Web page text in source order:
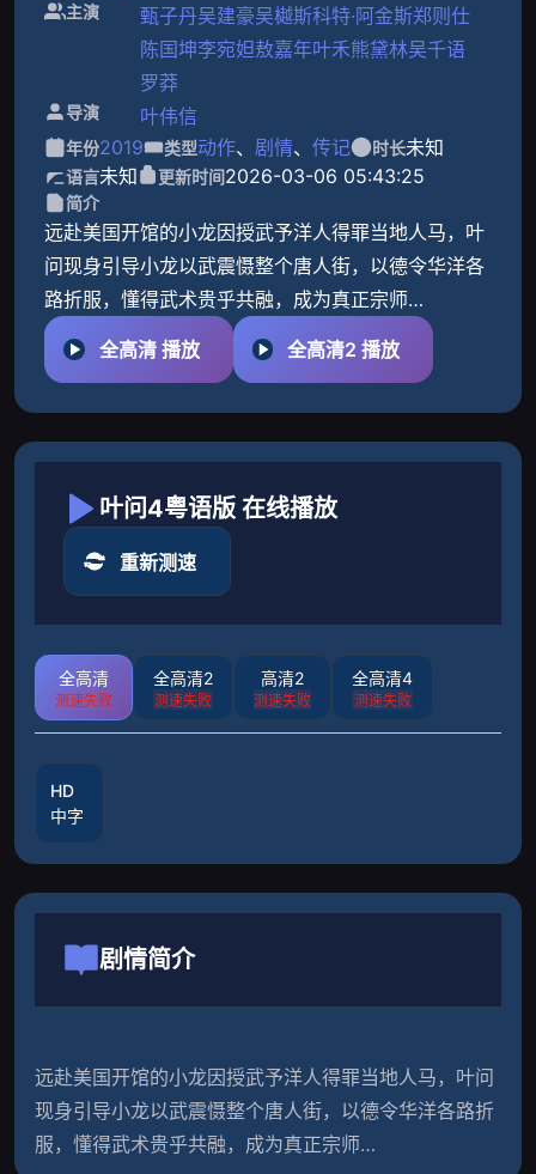
主演 甄子丹吴建豪吴樾斯科特·阿金斯郑则仕
陈国坤李宛妲敖嘉年叶禾熊黛林吴千语
罗莽
导演 叶伟信
年份2019 类型动作、 剧情、 传记 时长未知
语言未知 更新时间2026-03-06 05:43:25
简介
远赴美国开馆的小龙因授武予洋人得罪当地人马，叶
问现身引导小龙以武震慑整个唐人街，以德令华洋各
路折服，懂得武术贵乎共融，成为真正宗师…
全高清 播放 全高清2 播放
叶问4粤语版 在线播放
重新测速
全高清
测速失败
全高清2
测速失败
高清2
测速失败
全高清4
测速失败
HD
中字
剧情简介
远赴美国开馆的小龙因授武予洋人得罪当地人马，叶问
现身引导小龙以武震慑整个唐人街，以德令华洋各路折
服，懂得武术贵乎共融，成为真正宗师…